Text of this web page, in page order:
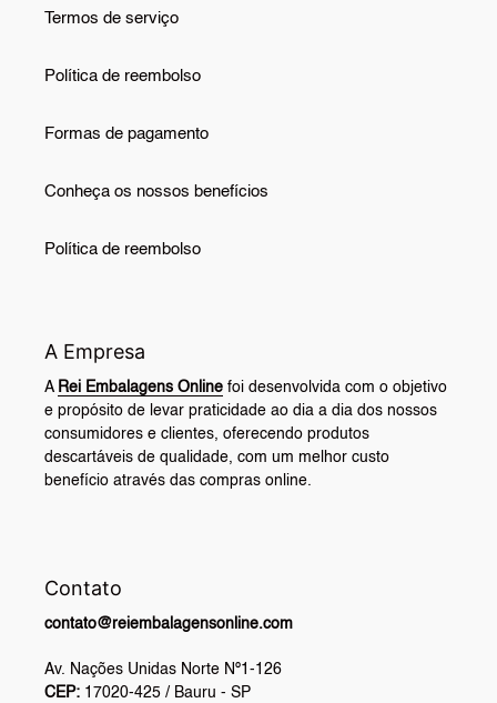
Termos de serviço
Política de reembolso
Formas de pagamento
Conheça os nossos benefícios
Política de reembolso
A Empresa
A Rei Embalagens Online foi desenvolvida com o objetivo
e propósito de levar praticidade ao dia a dia dos nossos
consumidores e clientes, oferecendo produtos
descartáveis de qualidade, com um melhor custo
benefício através das compras online.
Contato
contato@reiembalagensonline.com
Av. Nações Unidas Norte Nº1-126
CEP: 17020-425 / Bauru - SP